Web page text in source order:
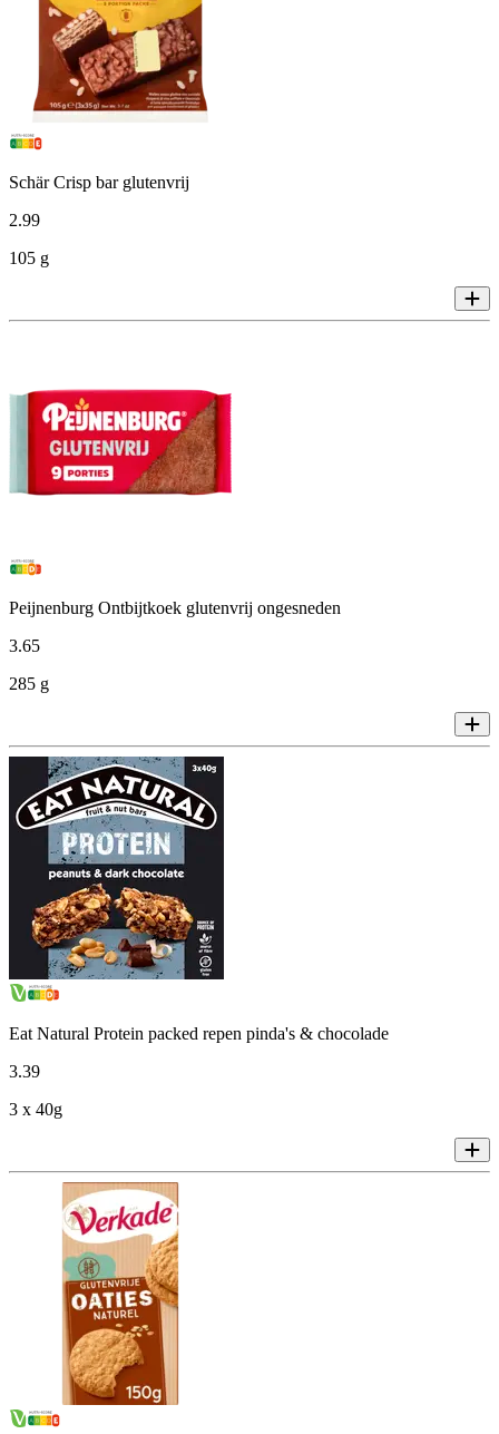
Schär Crisp bar glutenvrij
2.99
105 g
Peijnenburg Ontbijtkoek glutenvrij ongesneden
3.65
285 g
Eat Natural Protein packed repen pinda's & chocolade
3.39
3 x 40g